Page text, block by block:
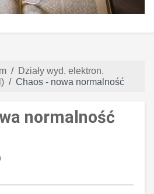
Działy wyd. elektron.
Chaos - nowa normalność
normalność